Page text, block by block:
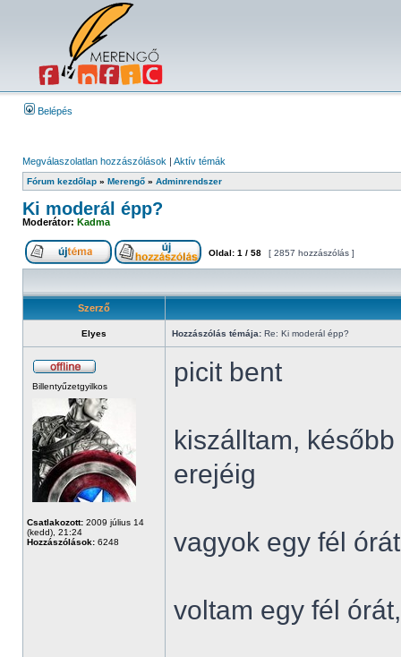
Belépés
Megválaszolatlan hozzászólások | Aktív témák
Fórum kezdőlap » Merengő » Adminrendszer
Ki moderál épp?
Moderátor: Kadma
Oldal: 1 / 58 [ 2857 hozzászólás ]
Szerző
Elyes Hozzászólás témája: Re: Ki moderál épp?
Billentyűzetgyilkos
Csatlakozott: 2009 július 14
(kedd), 21:24
Hozzászólások: 6248
picit bent
kiszálltam,
erejéig
vagyok egy fél órát
voltam egy fél